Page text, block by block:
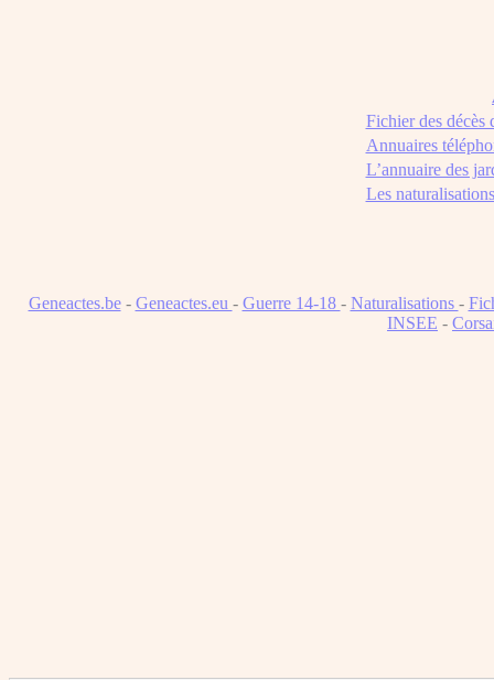
Fichier des décès
Annuaires
L’annuaire des
Les
Geneactes.be- Geneactes.eu - Guerre 14-18 - Naturalisations -
INSEE -